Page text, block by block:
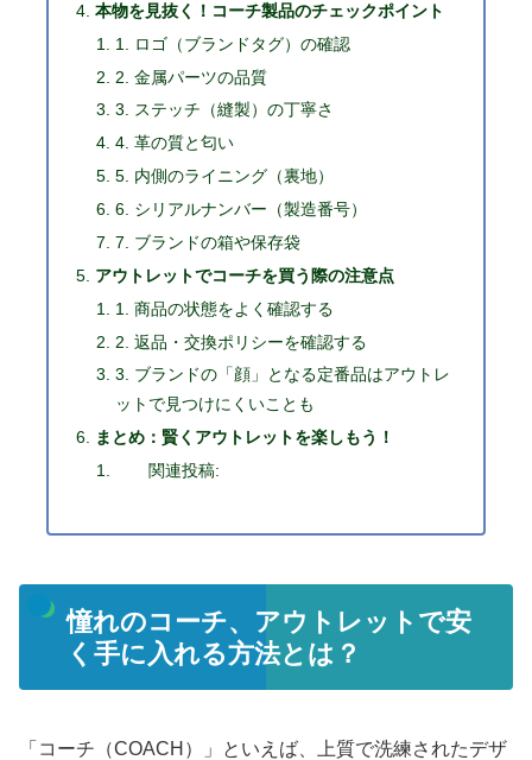
本物を見抜く！コーチ製品のチェックポイント
1. ロゴ（ブランドタグ）の確認
2. 金属パーツの品質
3. ステッチ（縫製）の丁寧さ
4. 革の質と匂い
5. 内側のライニング（裏地）
6. シリアルナンバー（製造番号）
7. ブランドの箱や保存袋
アウトレットでコーチを買う際の注意点
1. 商品の状態をよく確認する
2. 返品・交換ポリシーを確認する
3. ブランドの「顔」となる定番品はアウトレ
ットで見つけにくいことも
まとめ：賢くアウトレットを楽しもう！
関連投稿:
憧れのコーチ、アウトレットで安
く手に入れる方法とは？
「コーチ（COACH）」といえば、上質で洗練されたデザ